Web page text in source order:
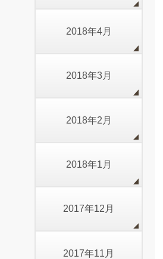
2018年4月
2018年3月
2018年2月
2018年1月
2017年12月
2017年11月